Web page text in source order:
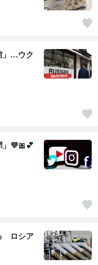
」…ウク
」💜🎀💕
ロシア